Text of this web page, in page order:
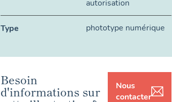
autorisation
Type phototype numérique
Besoin
d'informations sur
Nous
contacter